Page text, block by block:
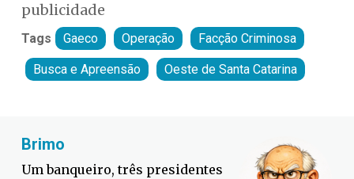
publicidade
Tags Gaeco Operação Facção Criminosa
Busca e Apreensão Oeste de Santa Catarina
Fabiano Bordignon
Defesa Civil lança campanha